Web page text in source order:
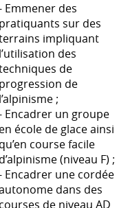
Emmener des
pratiquants sur des
impliquant
l’utilisation des
de
progression de
l’alpinisme ;
Encadrer un groupe
en école de glace ainsi
qu’en course facile
d’alpinisme (niveau F) ;
Encadrer une cordée
dans des
courses de niveau AD